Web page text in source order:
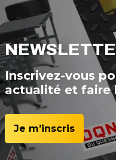
Inscrivez-vous
actualité et faire
Je m’inscris